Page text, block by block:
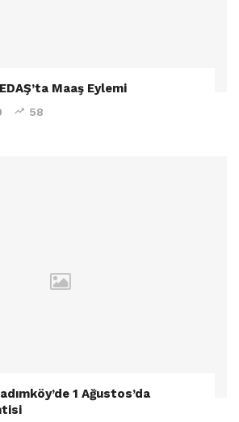
Maaş Eylemi
58
1 Ağustos’da